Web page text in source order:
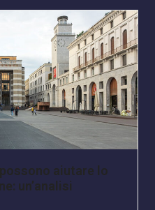
aiutare lo
un’analisi